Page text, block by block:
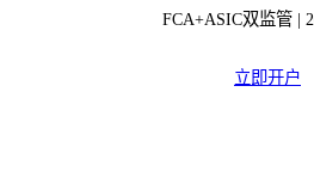
FCA+ASIC双监管 |
立即开户